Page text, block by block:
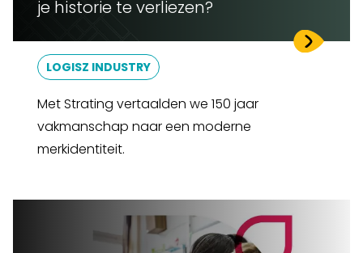
je historie te verliezen?
LOGISZ INDUSTRY
Met Strating vertaalden we 150 jaar
vakmanschap naar een moderne
merkidentiteit.